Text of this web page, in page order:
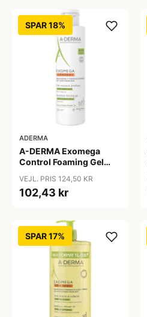
SPAR 18%
ADERMA
A-DERMA Exomega
Control Foaming Gel
VEJL. PRIS 124,50 KR
102,43 kr
SPAR 17%